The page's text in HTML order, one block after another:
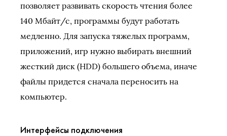
позволяет развивать скорость чтения более
140 Мбайт/с, программы будут работать
медленно. Для запуска тяжелых программ,
приложений, игр нужно выбирать внешний
жесткий диск (HDD) большего объема, иначе
файлы придется сначала переносить на
компьютер.
Интерфейсы подключения